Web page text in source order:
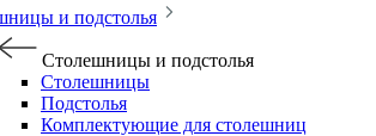
и подстолья
Столешницы и подстолья
Столешницы
Подстолья
Комплектующие для столешниц